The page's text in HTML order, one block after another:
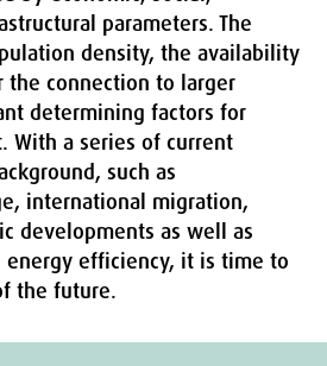
parameters. The
density, the availability
the connection to larger
determining factors for
With a series of current
such as
international migration,
developments as well as
energy efficiency, it is time to
the future.